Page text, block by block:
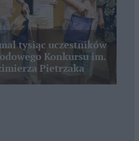
tysiąc uczestników
Konkursu im.
Pietrzaka